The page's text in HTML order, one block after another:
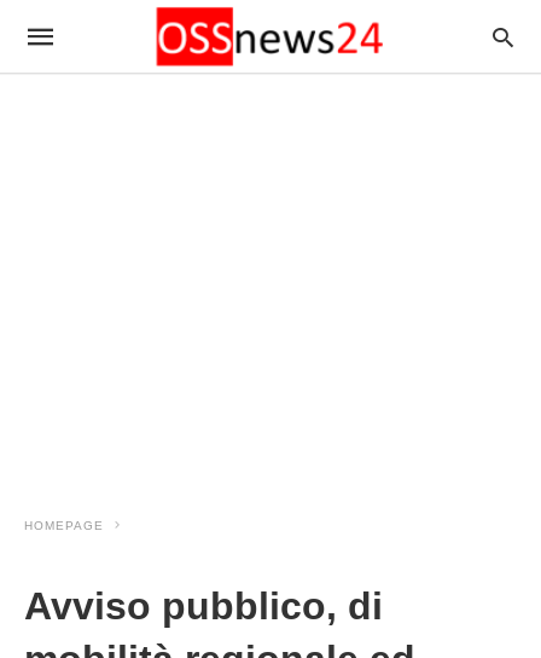
HOMEPAGE
Avviso pubblico, di